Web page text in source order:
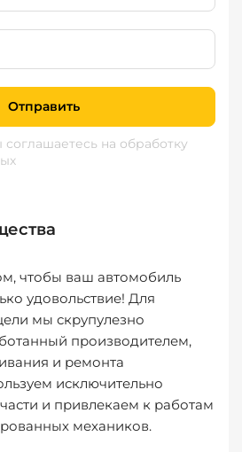
Отправить
на обработку
чтобы ваш автомобиль
удовольствие! Для
мы скрупулезно
производителем,
и ремонта
исключительно
и привлекаем к работам
механиков.